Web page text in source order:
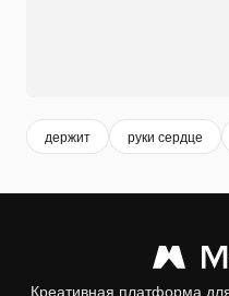
держит руки сердце
Креативная платформа